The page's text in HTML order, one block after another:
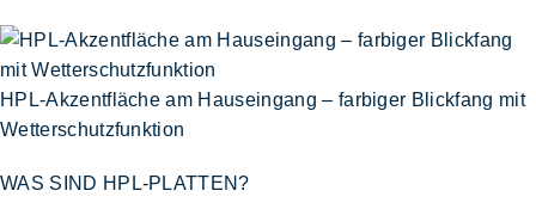
HPL-Akzentfläche am Hauseingang – farbiger Blickfang mit
Wetterschutzfunktion
WAS SIND HPL-PLATTEN?